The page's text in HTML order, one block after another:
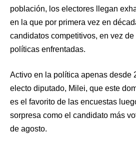
población, los electores llegan
en la que por primera vez en
candidatos competitivos, en vez
políticas enfrentadas.
Activo en la política apenas desde
electo diputado, Milei, que este
es el favorito de las encuestas
sorpresa como el candidato más
de agosto.